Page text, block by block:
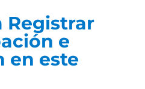
Registrar
e
en este